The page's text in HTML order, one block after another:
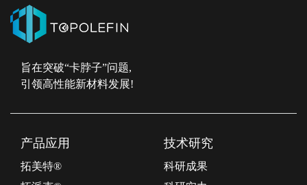
旨在突破“卡脖子”问题,
引领高性能新材料发展!
产品应用
拓美特®
技术研究
科研成果